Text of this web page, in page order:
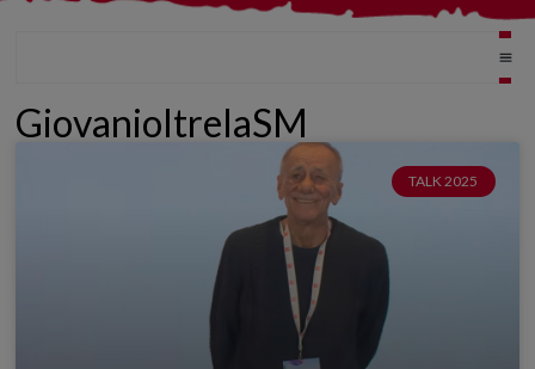
GiovanioltrelaSM
TALK 2025